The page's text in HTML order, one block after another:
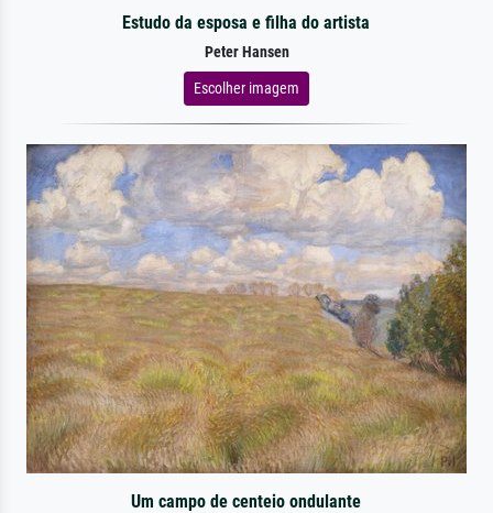
Estudo da esposa e filha do artista
Peter Hansen
Escolher imagem
Um campo de centeio ondulante